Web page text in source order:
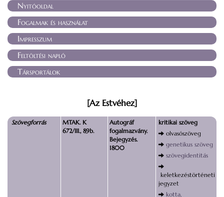
Nyitóoldal
Fogalmak és használat
Impresszum
Feltöltési napló
Társportálok
[Az Estvéhez]
Szövegforrás
MTAK. K
672/III., 89b.
Autográf
fogalmazvány.
Bejegyzés.
1800
kritikai szöveg
olvasószöveg
genetikus szöveg
szövegidentitás
keletkezéstörténeti
jegyzet
kotta,